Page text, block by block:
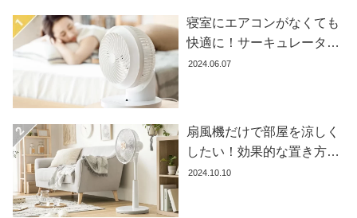
ン
リ
ア
寝室にエアコンがなくても
快適に！サーキュレーター
の効果的な使い方とおすす
2024.06.07
扇風機だけで部屋を涼しく
したい！効果的な置き方と
おすすめ商品を紹介します
2024.10.10